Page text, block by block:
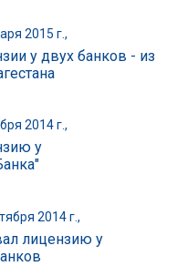
2015 г.,
у двух банков - из
2014 г.,
у
2014 г.,
лицензию у